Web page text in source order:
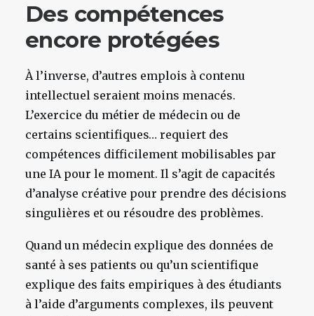
Des compétences
encore protégées
À l’inverse, d’autres emplois à contenu
intellectuel seraient moins menacés.
L’exercice du métier de médecin ou de
certains scientifiques… requiert des
compétences difficilement mobilisables par
une IA pour le moment. Il s’agit de capacités
d’analyse créative pour prendre des décisions
singulières et ou résoudre des problèmes.
Quand un médecin explique des données de
santé à ses patients ou qu’un scientifique
explique des faits empiriques à des étudiants
à l’aide d’arguments complexes, ils peuvent